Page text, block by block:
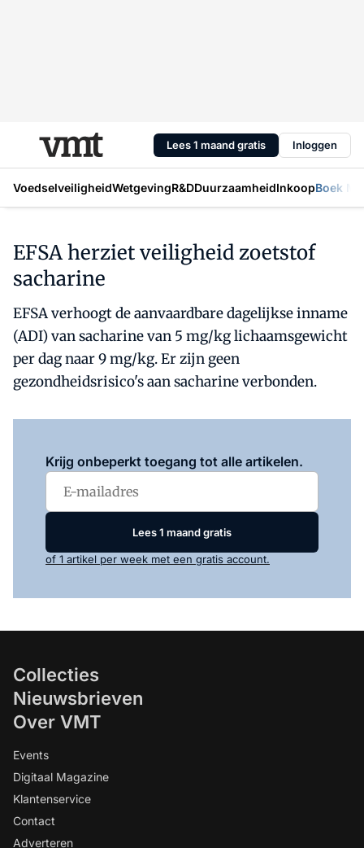
Lees 1 maand gratis Inloggen
VoedselveiligheidWetgevingR&DDuurzaamheidInkoopBoek
EFSA herziet veiligheid zoetstof
sacharine
EFSA verhoogt de aanvaardbare dagelijkse inname
(ADI) van sacharine van 5 mg/kg lichaamsgewicht
per dag naar 9 mg/kg. Er zijn geen
gezondheidsrisico's aan sacharine verbonden.
Krijg onbeperkt toegang tot alle artikelen.
Lees 1 maand gratis
of 1 artikel per week met een gratis account.
Collecties
Nieuwsbrieven
Over VMT
Events
Digitaal Magazine
Klantenservice
Contact
Adverteren